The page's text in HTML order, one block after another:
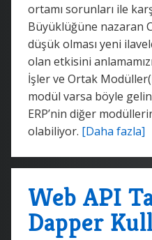
ortamı sorunları ile
Büyüklüğüne nazaran
düşük olması yeni
olan etkisini
İşler ve Ortak
modül varsa böyle
ERP’nin diğer
olabiliyor. [Daha fazla]
Web API
Dapper